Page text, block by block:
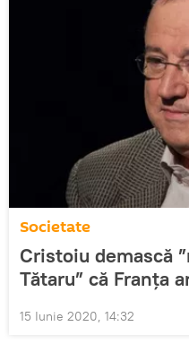
Societate
Cristoiu demască
Tătaru” că Franța
15 Iunie 2020, 14:32